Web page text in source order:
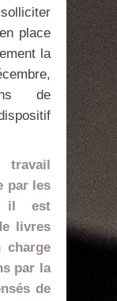
place
la
de
par les
il est
livres
charge
par la
de